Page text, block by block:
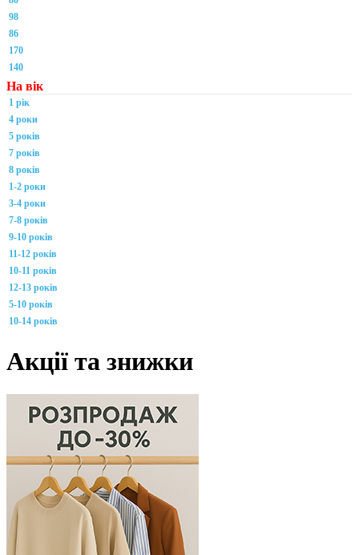
98
86
170
140
На вік
1 рік
4 роки
5 років
7 років
8 років
1-2 роки
3-4 роки
7-8 років
9-10 років
11-12 років
10-11 років
12-13 років
5-10 років
10-14 років
Акції та знижки